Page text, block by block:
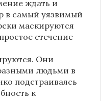
ждать и
в самый уязвимый
маскируются
стечение
Они
людьми в
подстраиваясь
к